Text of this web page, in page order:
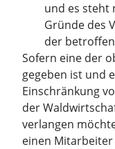
und es steht
Gründe des
der
Sofern eine der
gegeben ist und
Einschränkung
der
verlangen
einen